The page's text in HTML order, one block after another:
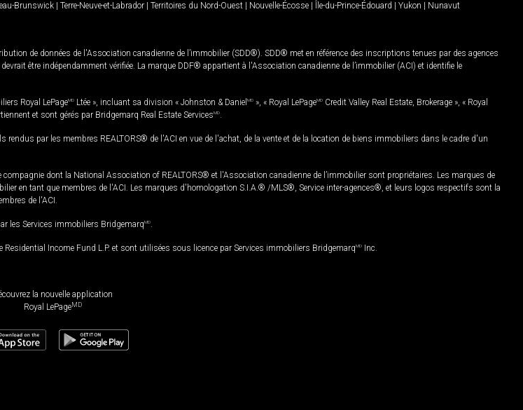
Brunswick Terre-Neuve-et-Labrador Territoires du Nord-Ouest Nouvelle-Écosse Île-du-Prince-Édouard Yukon Nunavut
de données de l'Association canadienne de l’immobilier (SDD®). SDD® met en référence des inscriptions tenues par des agences
être indépendamment vérifiée. La marque DDF® appartient à l'Association canadienne de l’immobilier (ACI) et identifie le
Royal LePageMD Ltée », incluant sa division « Johnston & Daniel MD », « Royal LePageMD Credit Valley Real Estate, Brokerage », « Royal
et sont gérés par Bridgemarq Real Estate ServicesMD.
par les membres REALTORS® de l'ACI en vue de l'achat, de la vente et de la location de biens immobiliers dans le cadre d'un
dont la National Association of REALTORS® et l'Association canadienne de l’immobilier sont propriétaires. Les marques de
en tant que membres de l'ACI. Les marques d'homologation S.I.A.® /MLS®, Service inter-agences®, et leurs logos respectifs sont la
de l'ACI.
les Services immobiliers BridgemarqMD.
Residential Income Fund L.P. et sont utilisées sous licence par Services immobiliers BridgemarqMD Inc.
la nouvelle application
Royal LePageMD